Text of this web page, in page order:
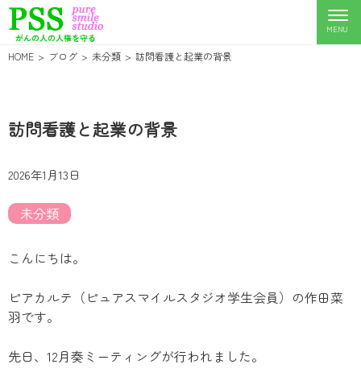
HOME ブログ 未分類 訪問看護と起業の背景
訪問看護と起業の背景
2026年1月13日
未分類
こんにちは。
ピアカルテ（ピュアスマイルスタジオ学生会員）の作田菜
羽です。
先日、12月奏ミーティングが行われました。